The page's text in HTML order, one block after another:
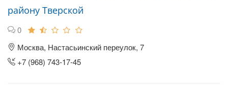
району Тверской
0
Москва, Настасьинский переулок, 7
+7 (968) 743-17-45